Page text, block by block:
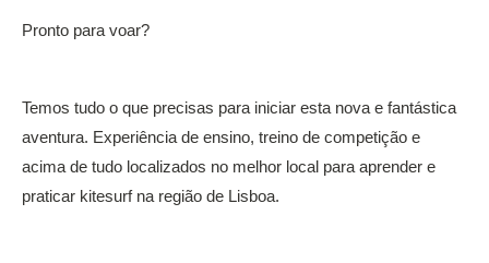
Pronto para voar?
Temos tudo o que precisas para iniciar esta nova e fantástica
aventura. Experiência de ensino, treino de competição e
acima de tudo localizados no melhor local para aprender e
praticar kitesurf na região de Lisboa.